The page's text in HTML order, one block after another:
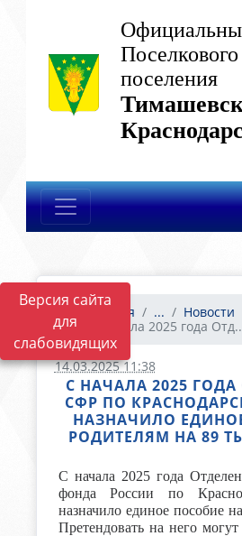
Версия сайта
для
слабовидящих
Поселкового
поселения
Главная ...
Новости
С начала 2025 года
14.03.2025 11:38
С НАЧАЛА 2025
СФР ПО
НАЗНАЧИЛО
РОДИТЕЛЯМ НА 89
С начала 2025 года
фонда России по
назначило единое пособие
Претендовать на него